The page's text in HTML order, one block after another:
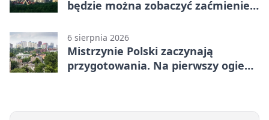
będzie można zobaczyć zaćmienie i
6 sierpnia 2026
Mistrzynie Polski zaczynają
przygotowania. Na pierwszy ogień